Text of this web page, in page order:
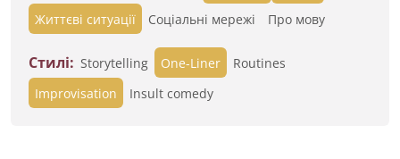
Життєві ситуації
Cоціальні мережі Про мову
Стилі: Storytelling One-Liner
Routines
Improvisation
Insult comedy